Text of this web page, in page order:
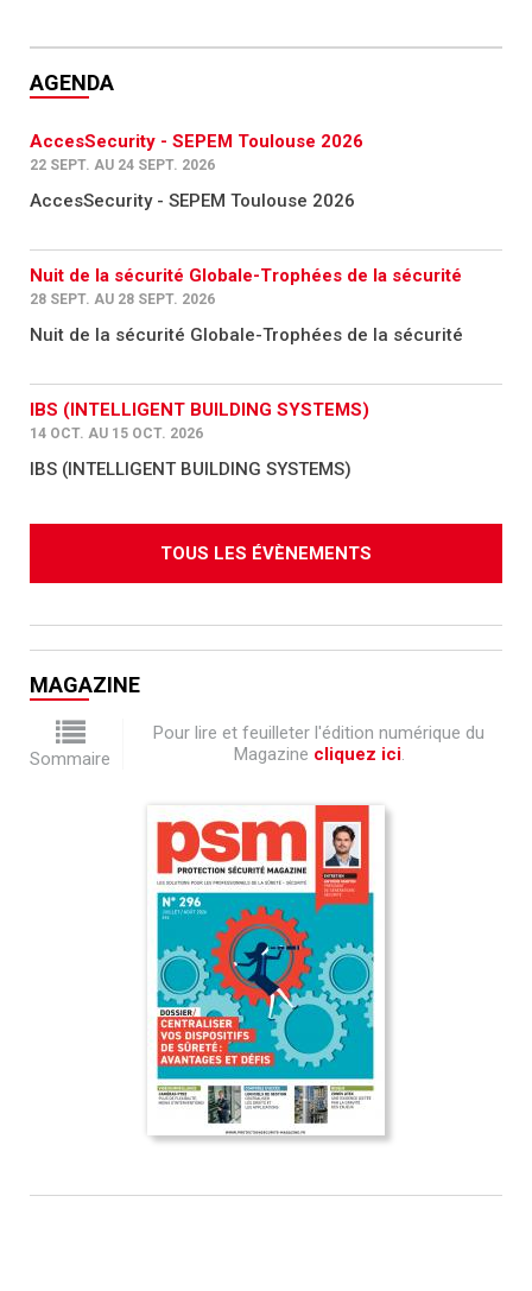
AGENDA
AccesSecurity - SEPEM Toulouse 2026
22 SEPT. AU 24 SEPT. 2026
AccesSecurity - SEPEM Toulouse 2026
Nuit de la sécurité Globale-Trophées de la sécurité
28 SEPT. AU 28 SEPT. 2026
Nuit de la sécurité Globale-Trophées de la sécurité
IBS (INTELLIGENT BUILDING SYSTEMS)
14 OCT. AU 15 OCT. 2026
IBS (INTELLIGENT BUILDING SYSTEMS)
TOUS LES ÉVÈNEMENTS
MAGAZINE
Sommaire
Pour lire et feuilleter l'édition numérique du
Magazine cliquez ici.